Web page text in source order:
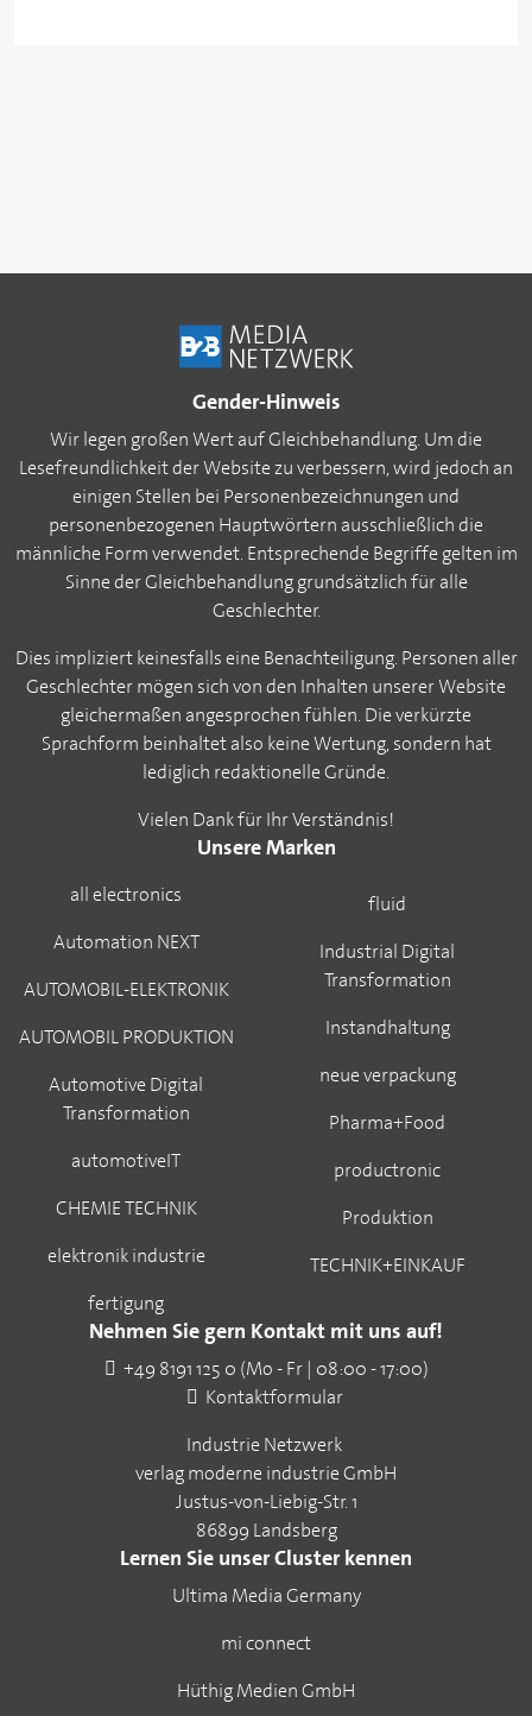
Gender-Hinweis
Wir legen großen Wert auf Gleichbehandlung. Um die
Lesefreundlichkeit der Website zu verbessern, wird jedoch an
einigen Stellen bei Personenbezeichnungen und
personenbezogenen Hauptwörtern ausschließlich die
männliche Form verwendet. Entsprechende Begriffe gelten im
Sinne der Gleichbehandlung grundsätzlich für alle
Geschlechter.
Dies impliziert keinesfalls eine Benachteiligung. Personen aller
Geschlechter mögen sich von den Inhalten unserer Website
gleichermaßen angesprochen fühlen. Die verkürzte
Sprachform beinhaltet also keine Wertung, sondern hat
lediglich redaktionelle Gründe.
Vielen Dank für Ihr Verständnis!
Unsere Marken
all electronics
Automation NEXT
AUTOMOBIL-ELEKTRONIK
AUTOMOBIL PRODUKTION
Automotive Digital
Transformation
automotiveIT
CHEMIE TECHNIK
elektronik industrie
fertigung
fluid
Industrial Digital
Transformation
Instandhaltung
neue verpackung
Pharma+Food
productronic
Produktion
TECHNIK+EINKAUF
Nehmen Sie gern Kontakt mit uns auf!
+49 8191 125 0 (Mo - Fr | 08:00 - 17:00)
Kontaktformular
Industrie Netzwerk
verlag moderne industrie GmbH
Justus-von-Liebig-Str. 1
86899 Landsberg
Lernen Sie unser Cluster kennen
Ultima Media Germany
mi connect
Hüthig Medien GmbH